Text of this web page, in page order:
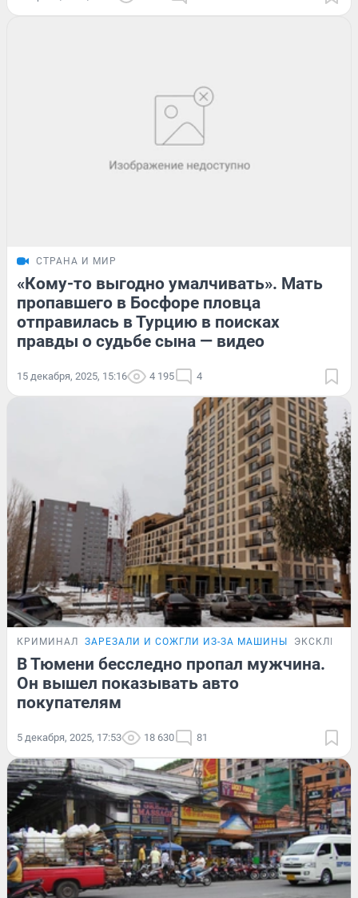
СТРАНА И МИР
«Кому-то выгодно умалчивать». Мать
пропавшего в Босфоре пловца
отправилась в Турцию в поисках
правды о судьбе сына — видео
15 декабря, 2025, 15:16 4 195 4
КРИМИНАЛ ЗАРЕЗАЛИ И СОЖГЛИ ИЗ-ЗА МАШИНЫ
В Тюмени бесследно пропал мужчина.
Он вышел показывать авто
покупателям
5 декабря, 2025, 17:53 18 630 81